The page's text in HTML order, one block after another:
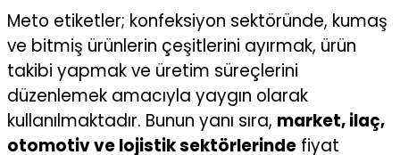
Meto etiketler; konfeksiyon sektöründe, kumaş
ve bitmiş ürünlerin çeşitlerini ayırmak, ürün
takibi yapmak ve üretim süreçlerini
düzenlemek amacıyla yaygın olarak
kullanılmaktadır. Bunun yanı sıra, market, ilaç,
otomotiv ve lojistik sektörlerinde fiyat